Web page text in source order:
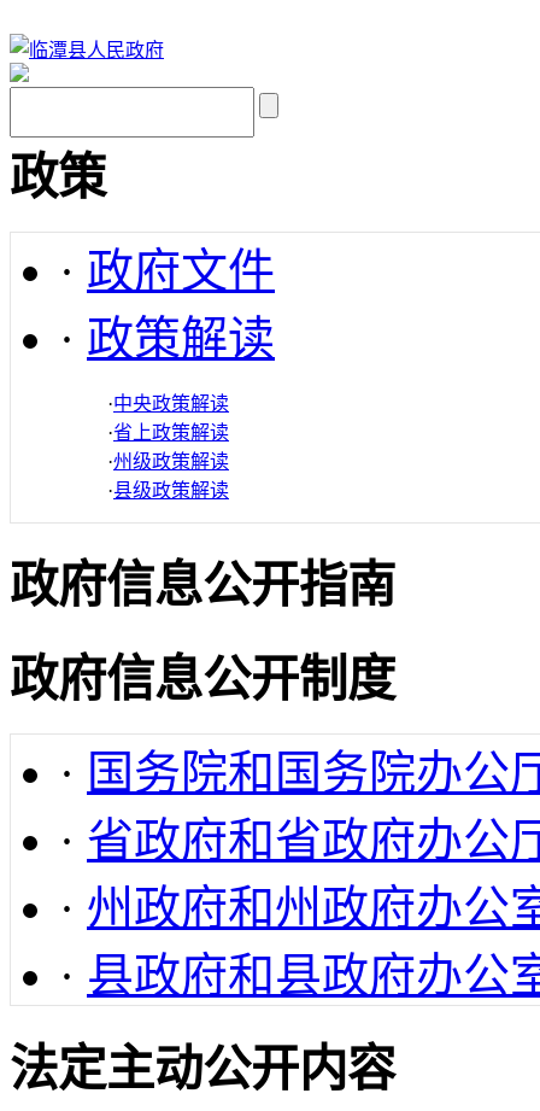
政策
· 政府文件
· 政策解读
·中央政策解读
·省上政策解读
·州级政策解读
·县级政策解读
政府信息公开指南
政府信息公开制度
· 国务院和国务院办公
· 省政府和省政府办公
· 州政府和州政府办公
· 县政府和县政府办公
法定主动公开内容